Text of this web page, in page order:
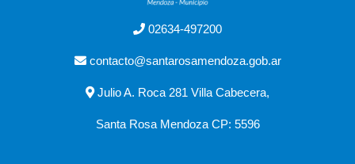
02634-497200
contacto@santarosamendoza.gob.ar
Julio A. Roca 281 Villa Cabecera,
Santa Rosa Mendoza CP: 5596